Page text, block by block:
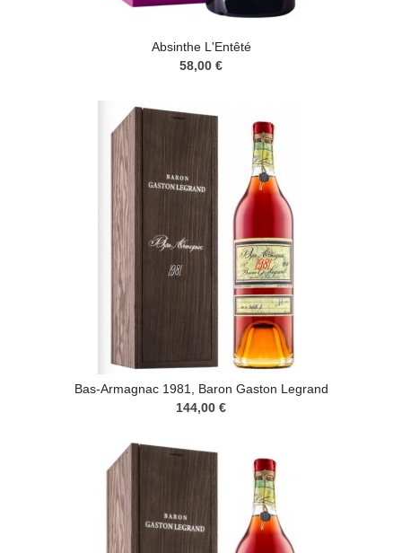
Absinthe L'Entêté
58,00 €
Bas-Armagnac 1981, Baron Gaston Legrand
144,00 €